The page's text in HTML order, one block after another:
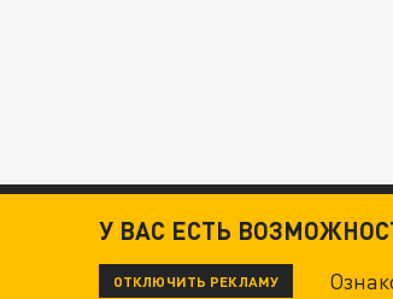
У ВАС ЕСТЬ
ОТКЛЮЧИТЬ РЕКЛАМУ